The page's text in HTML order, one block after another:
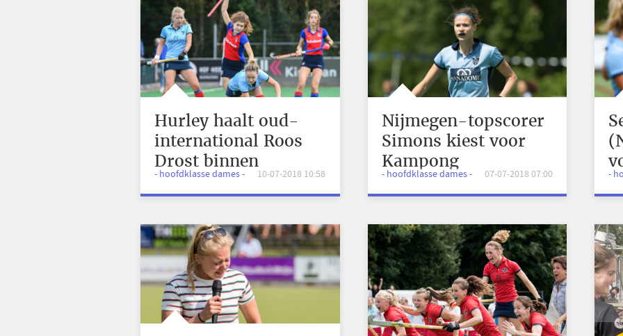
Hurley haalt oud-
international Roos
Drost binnen
- hoofdklasse dames - 10-07-2018 10:58
Nijmegen-topscorer
Simons kiest voor
Kampong
- hoofdklasse dames - 07-07-2018 07:00 -